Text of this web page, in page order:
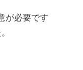
が必要です